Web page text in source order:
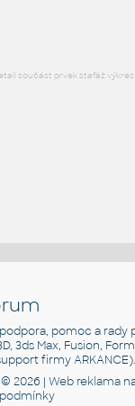
součást prvek stafáž
pomoc a rady
3ds Max, Fusion,
firmy
2026 |Web reklama